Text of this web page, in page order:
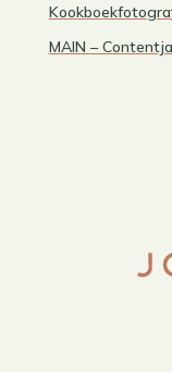
MAIN –